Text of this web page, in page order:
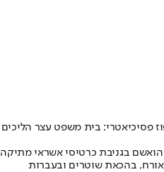
פסיכיאטרי: בית משפט עצר הליכים
בגניבת כרטיסי אשראי מתיקה
בהכאת שוטרים ובעברות